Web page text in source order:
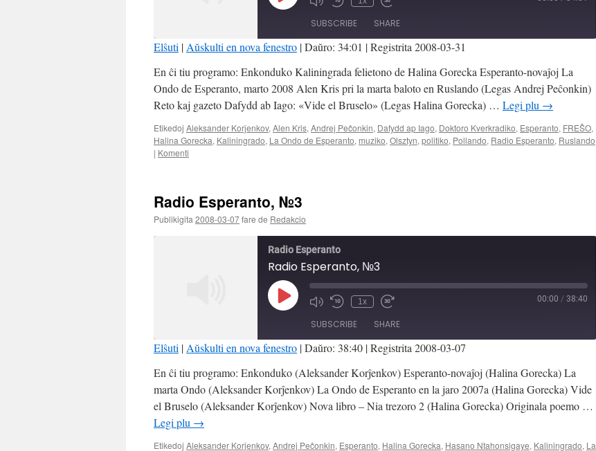
Episode Mute/Unmute
Rewind
Seconds
Fast
30
seconds
SUBSCRIBE SHARE
RSS FEED
SHARE
LINK
EMBED
Elŝuti | Aŭskulti en nova fenestro |Daŭro: 34:01 |Registrita 2008-03-31
En ĉi tiu programo: Enkonduko Kaliningrada felietono de Halina Gorecka Esperanto-novaĵoj La
Ondo de Esperanto, marto 2008 Alen Kris pri la marta baloto en Ruslando (Legas Andrej Peĉonkin)
Reto kaj gazeto Dafydd ab Iago: «Vide el Bruselo» (Legas Halina Gorecka) … Legi plu →
Etikedoj Aleksander Korĵenkov, Alen Kris, Andrej Peĉonkin, Dafydd ap Iago, Doktoro Kverkradiko, Esperanto, FREŜO,
Halina Gorecka, Kaliningrado, La Ondo de Esperanto, muziko, Olsztyn, politiko, Pollando, Radio Esperanto, Ruslando
| Komenti
Radio Esperanto, №3
Publikigita 2008-03-07fare de Redakcio
Radio Esperanto
Radio Esperanto, №3
Play
Episode Mute/Unmute
Rewind
Seconds
1x
Fast
30
seconds
00:00 / 38:40
SUBSCRIBE SHARE
RSS FEED
SHARE
LINK
EMBED
Elŝuti | Aŭskulti en nova fenestro |Daŭro: 38:40 |Registrita 2008-03-07
En ĉi tiu programo: Enkonduko (Aleksander Korĵenkov) Esperanto-novaĵoj (Halina Gorecka) La
marta Ondo (Aleksander Korĵenkov) La Ondo de Esperanto en la jaro 2007a (Halina Gorecka) Vide
el Bruselo (Aleksander Korĵenkov) Nova libro – Nia trezoro 2 (Halina Gorecka) Originala poemo …
Legi plu →
Etikedoj Aleksander Korĵenkov, Andrej Peĉonkin, Esperanto, Halina Gorecka, Hasano Ntahonsigaye, Kaliningrado, La